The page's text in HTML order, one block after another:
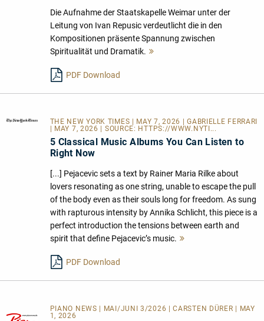
Die Aufnahme der Staatskapelle Weimar unter der
Leitung von Ivan Repusic verdeutlicht die in den
Kompositionen präsente Spannung zwischen
Spiritualität und Dramatik.
PDF Download
THE NEW YORK TIMES
| MAY 7, 2026 | GABRIELLE FERRARI
| MAY 7, 2026 | SOURCE: HTTPS://WWW.NYTI...
5 Classical Music Albums You Can Listen to
Right Now
[...] Pejacevic sets a text by Rainer Maria Rilke about
lovers resonating as one string, unable to escape the pull
of the body even as their souls long for freedom. As sung
with rapturous intensity by Annika Schlicht, this piece is a
perfect introduction the tensions between earth and
spirit that define Pejacevic’s music.
PDF Download
PIANO NEWS | MAI/JUNI 3/2026 | CARSTEN DÜRER | MAY
1, 2026